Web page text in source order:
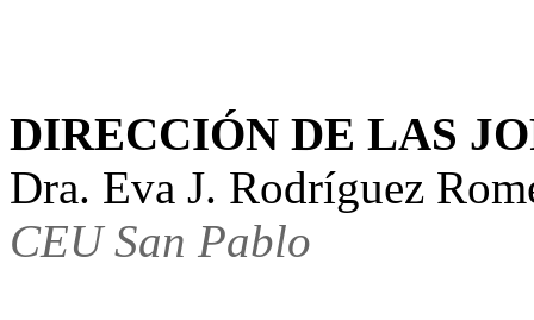
DIRECCIÓN DE LAS
Dra. Eva J. Rodríguez
CEU San Pablo